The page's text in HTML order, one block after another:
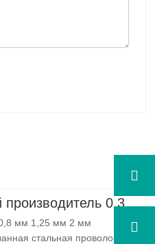
Китай производитель 0,3 мм 0,8 мм 1,25 мм 2 мм оцинкованная стальная проволока
мм 1,25 мм 2 мм
стальная проволока